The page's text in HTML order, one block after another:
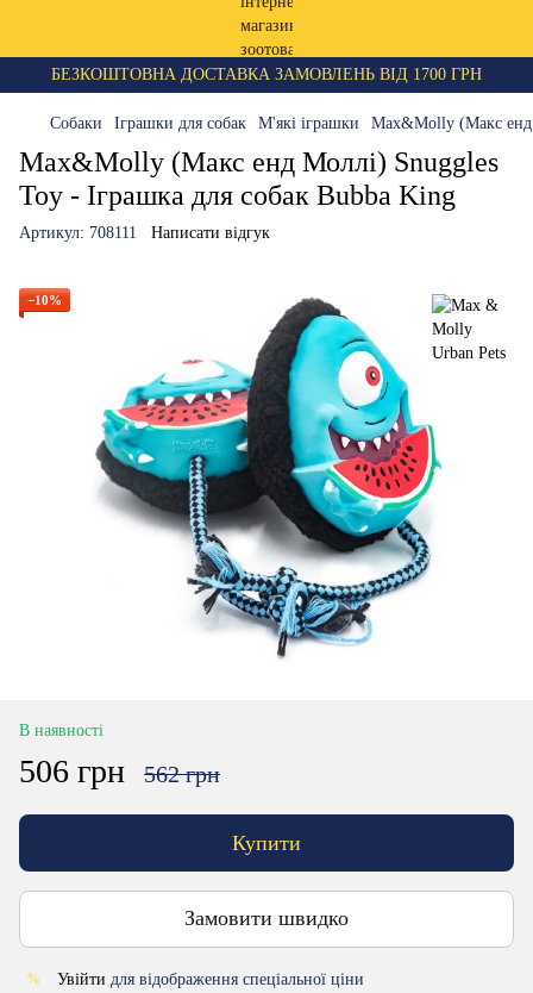
БЕЗКОШТОВНА ДОСТАВКА ЗАМОВЛЕНЬ ВІД 1700 ГРН
Собаки Іграшки для собак М'які іграшки Max&Molly (Макс енд
Max&Molly (Макс енд Моллі) Snuggles
Toy - Іграшка для собак Bubba King
Артикул: 708111 Написати відгук
−10%
В наявності
506 грн 562 грн
Купити
Замовити швидко
% Увійти для відображення спеціальної ціни